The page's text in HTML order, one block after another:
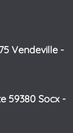
Vendeville -
59380 Socx -